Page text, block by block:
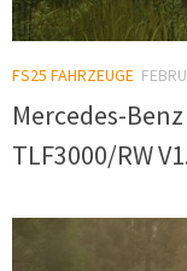
FS25 FAHRZEUGE
Mercedes-
TLF3000/RW